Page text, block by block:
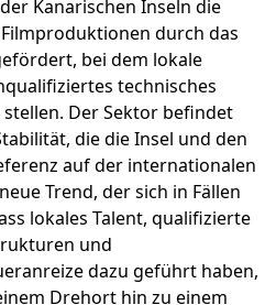
Kanarischen Inseln die
durch das
bei dem lokale
technisches
Der Sektor befindet
die die Insel und den
auf der internationalen
Trend, der sich in Fällen
lokales Talent, qualifizierte
und
dazu geführt haben,
Drehort hin zu einem